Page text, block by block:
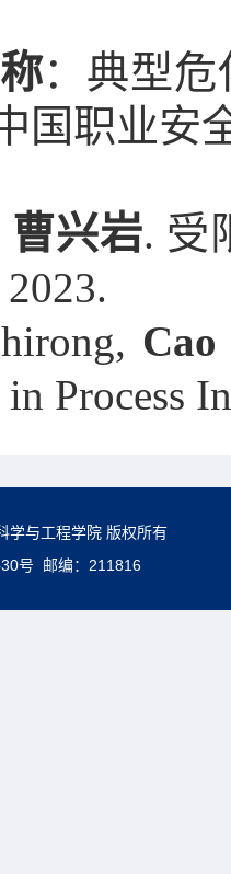
：典型危
国职业安
曹兴岩. 受
Process
学与工程学院 版权所有
号 邮编：211816